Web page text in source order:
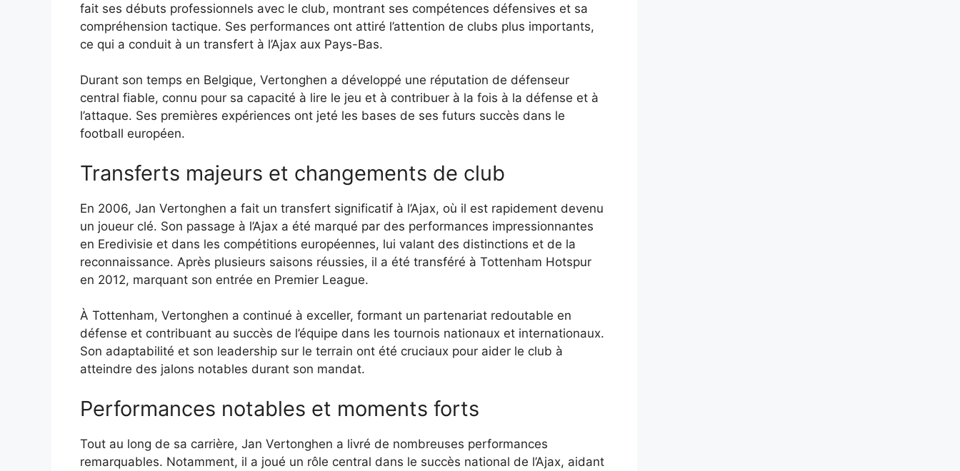
fait ses débuts professionnels avec le club, montrant ses compétences défensives et sa
compréhension tactique. Ses performances ont attiré l’attention de clubs plus importants,
ce qui a conduit à un transfert à l’Ajax aux Pays-Bas.
Durant son temps en Belgique, Vertonghen a développé une réputation de défenseur
central fiable, connu pour sa capacité à lire le jeu et à contribuer à la fois à la défense et à
l’attaque. Ses premières expériences ont jeté les bases de ses futurs succès dans le
football européen.
Transferts majeurs et changements de club
En 2006, Jan Vertonghen a fait un transfert significatif à l’Ajax, où il est rapidement devenu
un joueur clé. Son passage à l’Ajax a été marqué par des performances impressionnantes
en Eredivisie et dans les compétitions européennes, lui valant des distinctions et de la
reconnaissance. Après plusieurs saisons réussies, il a été transféré à Tottenham Hotspur
en 2012, marquant son entrée en Premier League.
À Tottenham, Vertonghen a continué à exceller, formant un partenariat redoutable en
défense et contribuant au succès de l’équipe dans les tournois nationaux et internationaux.
Son adaptabilité et son leadership sur le terrain ont été cruciaux pour aider le club à
atteindre des jalons notables durant son mandat.
Performances notables et moments forts
Tout au long de sa carrière, Jan Vertonghen a livré de nombreuses performances
remarquables. Notamment, il a joué un rôle central dans le succès national de l’Ajax, aidant